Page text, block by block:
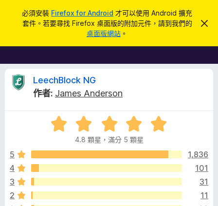
必須安裝 Firefox for Android 才可以使用 Android 擴充
套件。若要尋找 Firefox 桌面版的附加元件，請到我們的
桌面版網站 。
忽
通
F
i
e
x
覽
器
附
加
件
L
c
h
LeechBlock NG
作者: James Anderson
評
價
.
分
滿
4.8 顆星，滿分 5 顆星
5
1,836
4
101
3
31
2
11